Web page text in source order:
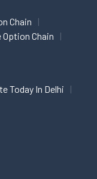
Chain
Option Chain
Today In Delhi